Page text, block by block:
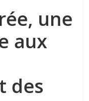
une
aux
des